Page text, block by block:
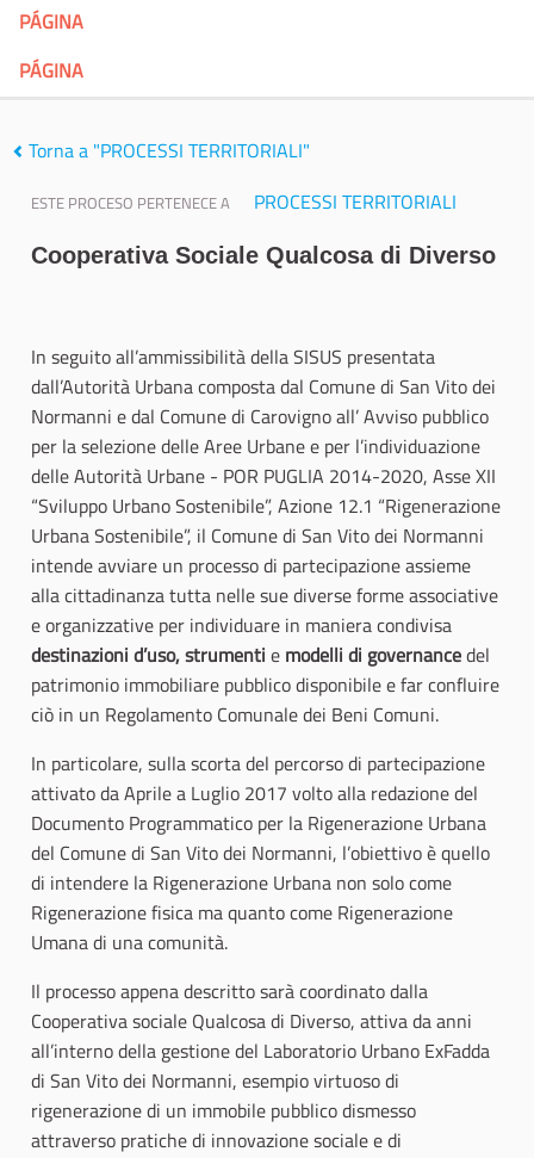
PÁGINA
PÁGINA
Torna a "PROCESSI TERRITORIALI"
ESTE PROCESO PERTENECE A PROCESSI TERRITORIALI
Cooperativa Sociale Qualcosa di Diverso
In seguito all’ammissibilità della SISUS presentata
dall’Autorità Urbana composta dal Comune di San Vito dei
Normanni e dal Comune di Carovigno all’ Avviso pubblico
per la selezione delle Aree Urbane e per l’individuazione
delle Autorità Urbane - POR PUGLIA 2014-2020, Asse XII
“Sviluppo Urbano Sostenibile”, Azione 12.1 “Rigenerazione
Urbana Sostenibile”, il Comune di San Vito dei Normanni
intende avviare un processo di partecipazione assieme
alla cittadinanza tutta nelle sue diverse forme associative
e organizzative per individuare in maniera condivisa
destinazioni d’uso, strumenti e modelli di governancedel
patrimonio immobiliare pubblico disponibile e far confluire
ciò in un Regolamento Comunale dei Beni Comuni.
In particolare, sulla scorta del percorso di partecipazione
attivato da Aprile a Luglio 2017 volto alla redazione del
Documento Programmatico per la Rigenerazione Urbana
del Comune di San Vito dei Normanni, l’obiettivo è quello
di intendere la Rigenerazione Urbana non solo come
Rigenerazione fisica ma quanto come Rigenerazione
Umana di una comunità.
Il processo appena descritto sarà coordinato dalla
Cooperativa sociale Qualcosa di Diverso, attiva da anni
all’interno della gestione del Laboratorio Urbano ExFadda
di San Vito dei Normanni, esempio virtuoso di
rigenerazione di un immobile pubblico dismesso
attraverso pratiche di innovazione sociale e di